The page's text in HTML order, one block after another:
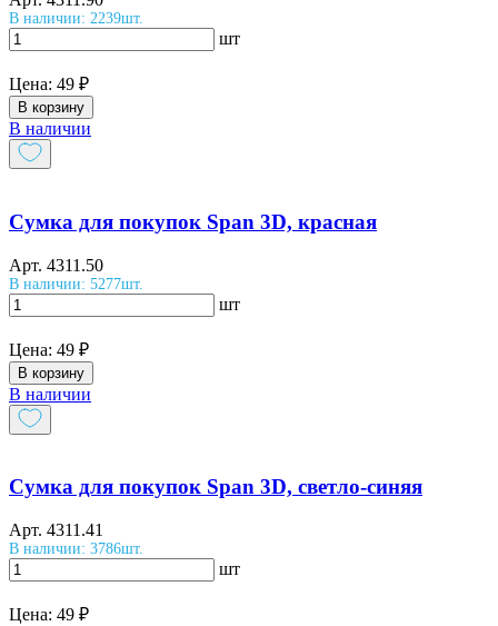
В наличии: 2239шт.
шт
Цена: 49 ₽
В корзину
В наличии
Сумка для покупок Span 3D, красная
Арт. 4311.50
В наличии: 5277шт.
шт
Цена: 49 ₽
В корзину
В наличии
Сумка для покупок Span 3D, светло-синяя
Арт. 4311.41
В наличии: 3786шт.
шт
Цена: 49 ₽